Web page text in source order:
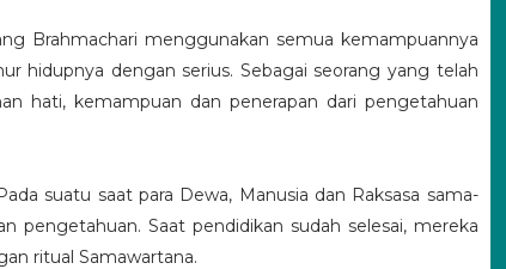
Brahmachari menggunakan semua kemampuannya
hidupnya dengan serius. Sebagai seorang yang telah
hati, kemampuan dan penerapan dari pengetahuan
suatu saat para Dewa, Manusia dan Raksasa sama-
pengetahuan. Saat pendidikan sudah selesai, mereka
ritual Samawartana.